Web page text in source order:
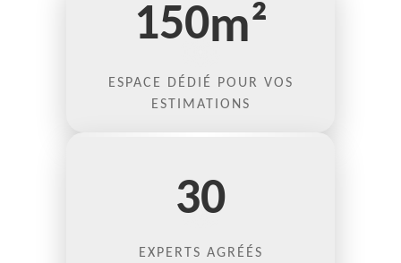
150m²
ESPACE DÉDIÉ POUR VOS
ESTIMATIONS
30
EXPERTS AGRÉÉS